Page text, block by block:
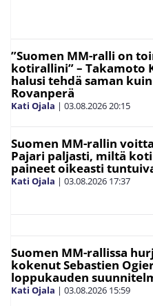
”Suomen MM-ralli on
kotirallini” – Takamoto
halusi tehdä saman
Rovanperä
Kati Ojala | 03.08.202620:15
Suomen MM-rallin
Pajari paljasti, miltä
paineet oikeasti
Kati Ojala | 03.08.2026 17:37
Suomen MM-rallissa
kokenut Sebastien
loppukauden
Kati Ojala | 03.08.2026 15:59